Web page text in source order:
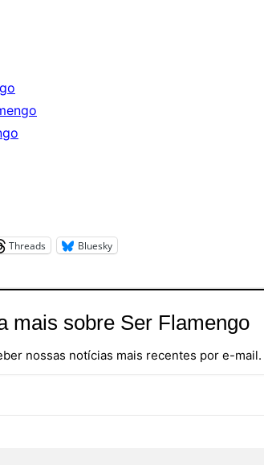
Threads Bluesky
mais sobre Ser Flamengo
nossas notícias mais recentes por e-mail.